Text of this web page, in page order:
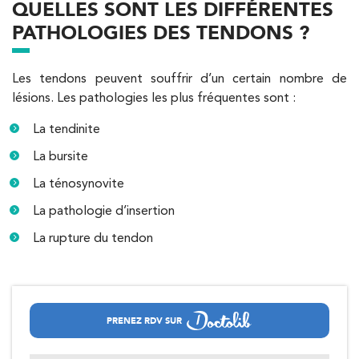
QUELLES SONT LES DIFFÉRENTES
PATHOLOGIES DES TENDONS ?
Les tendons peuvent souffrir d’un certain nombre de
lésions. Les pathologies les plus fréquentes sont :
La tendinite
La bursite
La ténosynovite
La pathologie d’insertion
La rupture du tendon
PRENEZ RDV SUR
APPELEZ UN INSTITUT IK
IK Paris 8 – Saint Lazare
20 Rue de la Pépinière 75008 Paris
20 Rue de la Pépinière 75008 Paris
01 55 06 05 07
Kinésithérapie
Balnéothérapie